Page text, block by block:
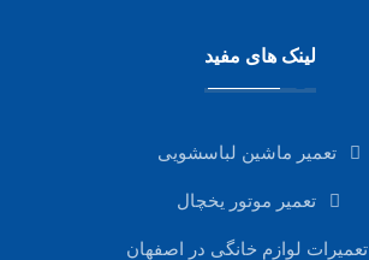
لینک های مفید
تعمیر ماشین لباسشویی
تعمیر موتور یخچال
تعمیرات لوازم خانگی در اصفهان